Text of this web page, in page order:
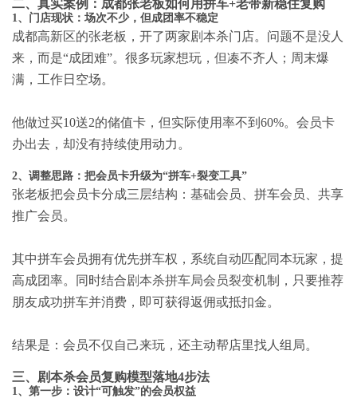
二、真实案例：成都张老板如何用拼车+老带新稳住复购
1、门店现状：场次不少，但成团率不稳定
成都高新区的张老板，开了两家剧本杀门店。问题不是没人
来，而是“成团难”。很多玩家想玩，但凑不齐人；周末爆
满，工作日空场。
他做过买10送2的储值卡，但实际使用率不到60%。会员卡
办出去，却没有持续使用动力。
2、调整思路：把会员卡升级为“拼车+裂变工具”
张老板把会员卡分成三层结构：基础会员、拼车会员、共享
推广会员。
其中拼车会员拥有优先拼车权，系统自动匹配同本玩家，提
高成团率。同时结合剧本杀拼车局会员裂变机制，只要推荐
朋友成功拼车并消费，即可获得返佣或抵扣金。
结果是：会员不仅自己来玩，还主动帮店里找人组局。
三、剧本杀会员复购模型落地4步法
1、第一步：设计“可触发”的会员权益